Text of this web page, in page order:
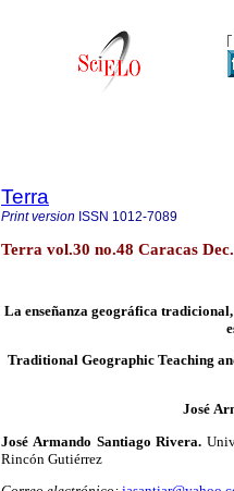
Terra
Print version ISSN 1012-7089
Terra vol.30 no.48 Caracas
La enseñanza geográfica
Traditional Geographic Teaching
José A
José Armando Santiago Rivera.
Rincón Gutiérrez